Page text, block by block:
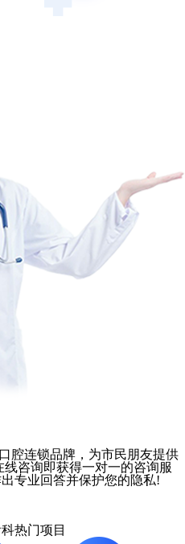
腔连锁品牌，为市民朋友提供
咨询即获得一对一的咨询服
专业回答并保护您的隐私!
热门项目